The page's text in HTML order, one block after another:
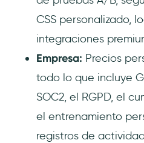
CSS personalizado,
integraciones
Empresa: Precios
todo lo que incluye
SOC2, el RGPD, el
el entrenamiento
registros de